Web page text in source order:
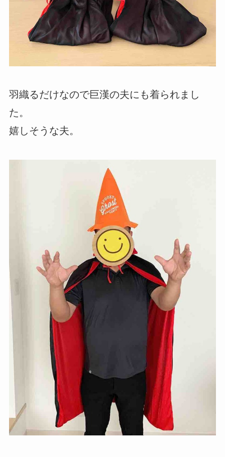
羽織るだけなので巨漢の夫にも着られまし
た。
嬉しそうな夫。